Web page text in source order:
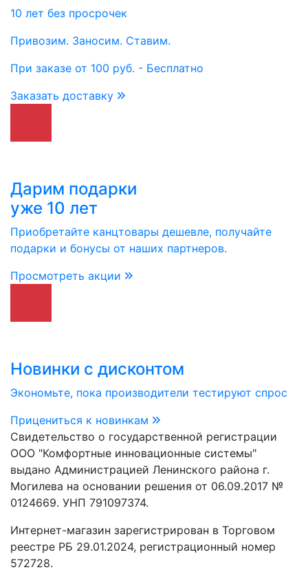
10 лет без просрочек
Привозим. Заносим. Ставим.
При заказе от 100 руб. - Бесплатно
Заказать доставку
Дарим подарки
уже 10 лет
Приобретайте канцтовары дешевле, получайте
подарки и бонусы от наших партнеров.
Просмотреть акции
Новинки с дисконтом
Экономьте, пока производители тестируют спрос
Прицениться к новинкам
Свидетельство о государственной регистрации
ООО "Комфортные инновационные системы"
выдано Администрацией Ленинского района г.
Могилева на основании решения от 06.09.2017 №
0124669. УНП 791097374.
Интернет-магазин зарегистрирован в Торговом
реестре РБ 29.01.2024, регистрационный номер
572728.